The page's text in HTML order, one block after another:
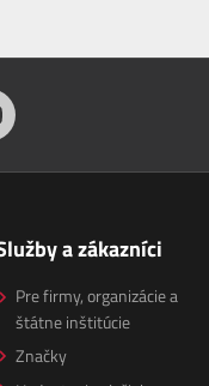
a zákazníci
Pre firmy, organizácie a
štátne inštitúcie
Značky